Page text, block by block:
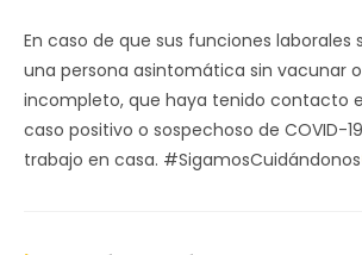
En caso de que sus funciones laborales
una persona asintomática sin vacunar
incompleto, que haya tenido contacto
caso positivo o sospechoso de COVID-
trabajo en casa. #SigamosCuidándonos